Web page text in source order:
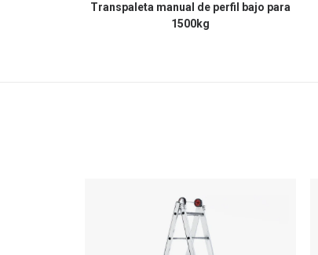
Transpaleta manual de perfil bajo para
1500kg